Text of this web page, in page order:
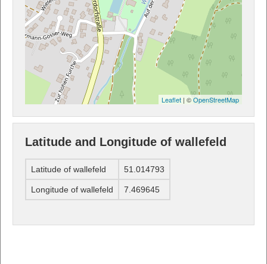
Leaflet | ©OpenStreetMap
Latitude and Longitude of wallefeld
Latitude of wallefeld 51.014793
Longitude of wallefeld 7.469645